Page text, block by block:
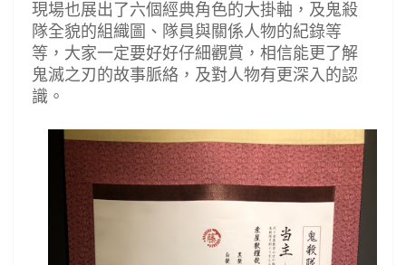
現場也展出了六個經典角色的大掛軸，及鬼殺
隊全貌的組織圖、隊員與關係人物的紀錄等
等，大家一定要好好仔細觀賞，相信能更了解
鬼滅之刃的故事脈絡，及對人物有更深入的認
識。